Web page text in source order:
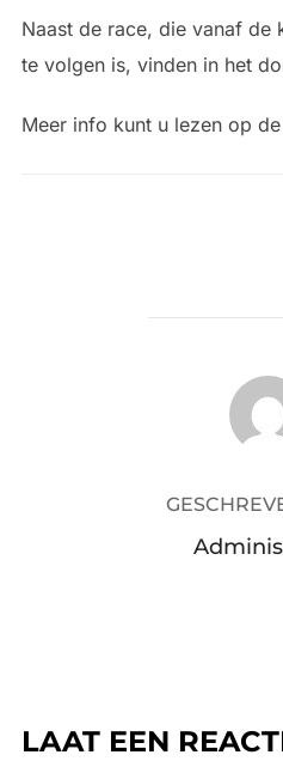
Naast de race, die vanaf de
te volgen is, vinden in het
Meer info kunt u lezen op
LAAT EEN